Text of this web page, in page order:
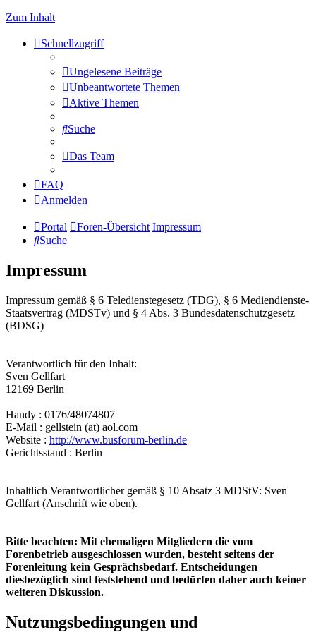
Zum Inhalt
Schnellzugriff
Ungelesene Beiträge
Unbeantwortete Themen
Aktive Themen
Suche
Das Team
FAQ
Anmelden
Portal Foren-Übersicht Impressum
Suche
Impressum
Impressum gemäß § 6 Teledienstegesetz (TDG), § 6 Mediendienste-
Staatsvertrag (MDSTv) und § 4 Abs. 3 Bundesdatenschutzgesetz
(BDSG)
Verantwortlich für den Inhalt:
Sven Gellfart
12169 Berlin
Handy : 0176/48074807
E-Mail : gellstein (at) aol.com
Website : http://www.busforum-berlin.de
Gerichtsstand : Berlin
Inhaltlich Verantwortlicher gemäß § 10 Absatz 3 MDStV: Sven
Gellfart (Anschrift wie oben).
Bitte beachten: Mit ehemaligen Mitgliedern die vom
Forenbetrieb ausgeschlossen wurden, besteht seitens der
Forenleitung kein Gesprächsbedarf. Entscheidungen
diesbezüglich sind feststehend und bedürfen daher auch keiner
weiteren Diskussion.
Nutzungsbedingungen und